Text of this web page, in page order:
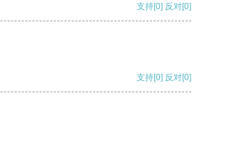
支持[0] 反对[0]
支持[0] 反对[0]